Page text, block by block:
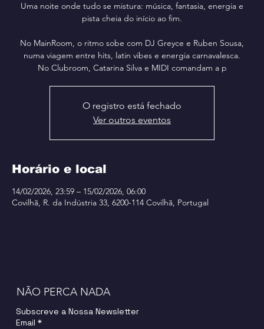
Uma noite onde tudo se mistura: música, fantasia, energia e
pista cheia do início ao fim.
No MainRoom, o ritmo sobe com DJ Greyce e Ruben Sousa,
numa viagem entre hits, latin vibes e energia carnavalesca.
No Clubroom, Catarina Silva e MIDI comandam a p
O registro está fechado
Ver outros eventos
Horário e local
14/02/2026, 23:59 – 15/02/2026, 06:00
Covilhã, R. da Indústria 33, 6200-114 Covilhã, Portugal
NÃO PERCA NADA
Subscreve a Nossa Newsletter
Email *